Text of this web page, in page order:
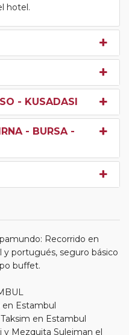
hotel.
- KUSADASI
- BURSA -
Recorrido en
y portugués, seguro básico
buffet.
en Estambul
en Estambul
y Mezquita Suleiman el